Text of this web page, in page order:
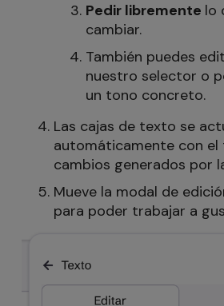
Pedir libremente lo
cambiar.
También puedes
nuestro selector o
un tono concreto.
Las cajas de texto se
automáticamente con
cambios generados por
Mueve la modal de
para poder trabajar a